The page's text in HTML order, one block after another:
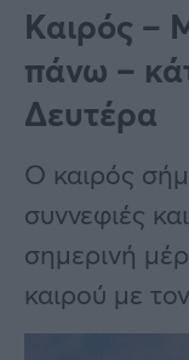
Πολιτική
Τράπεζες
ΕΣΠΑ
Κόσμος
Lifestyle
Αθλητικά
Υγεία
Γυναίκα
Καιρός –
πάνω –
Δευτέρα
Ο καιρός
συννεφιές
σημερινή
καιρού με